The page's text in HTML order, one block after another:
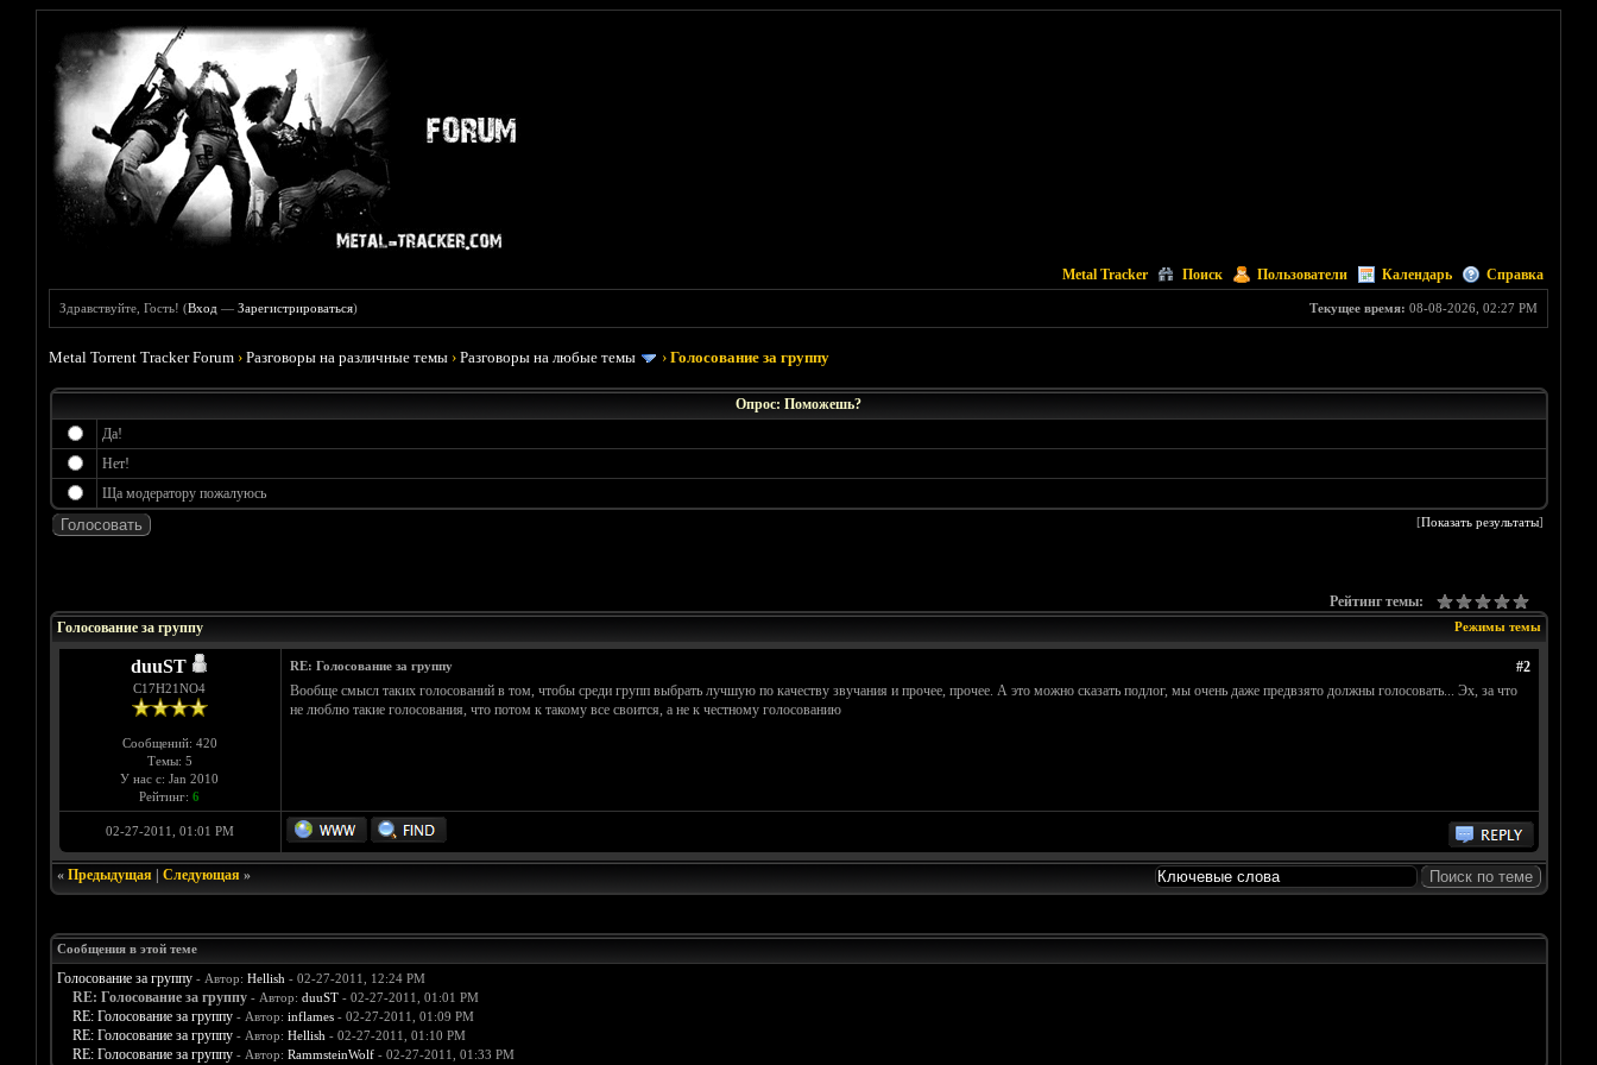
Metal Tracker Поиск Пользователи Календарь Справка
Текущее время: 08-08-2026, 02:27 PM
Здравствуйте, Гость! (Вход —Зарегистрироваться)
Metal Torrent Tracker Forum ›Разговоры на различные темы ›Разговоры на любые темы ›Голосование за группу
Опрос: Поможешь?
Да!
Нет!
Ща модератору пожалуюсь
[Показать результаты]
Рейтинг темы:
Режимы темы
Голосование за группу
duuST
С17H21NO4
Сообщений: 420
Темы: 5
У нас с: Jan 2010
Рейтинг: 6
#2
RE: Голосование за группу
Вообще смысл таких голосований в том, чтобы среди групп выбрать лучшую по качеству звучания и прочее, прочее. А это можно сказать подлог, мы очень даже предвзято должны голосовать... Эх, за что
не люблю такие голосования, что потом к такому все своится, а не к честному голосованию
02-27-2011, 01:01 PM
« Предыдущая| Следующая»
Сообщения в этой теме
Голосование за группу - Автор: Hellish - 02-27-2011, 12:24 PM
RE: Голосование за группу - Автор: duuST- 02-27-2011, 01:01 PM
RE: Голосование за группу - Автор: inflames- 02-27-2011, 01:09 PM
RE: Голосование за группу - Автор: Hellish - 02-27-2011, 01:10 PM
RE: Голосование за группу - Автор: RammsteinWolf- 02-27-2011, 01:33 PM